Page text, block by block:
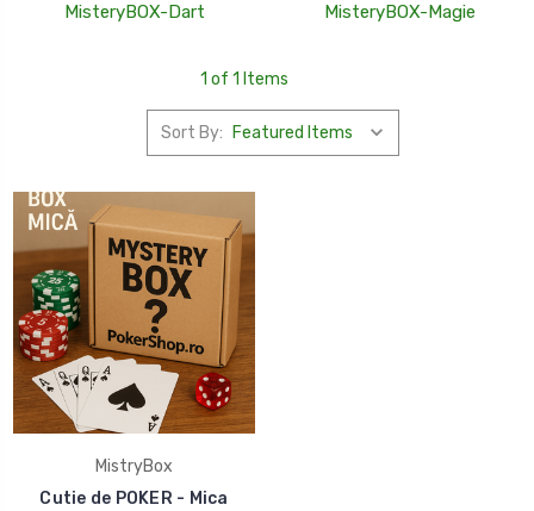
MisteryBOX-Dart MisteryBOX-Magie
1 of 1 Items
Sort By:
MistryBox
Cutie de POKER - Mica